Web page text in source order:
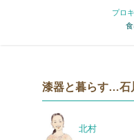
プロ
漆器と暮らす…石
稿
北村